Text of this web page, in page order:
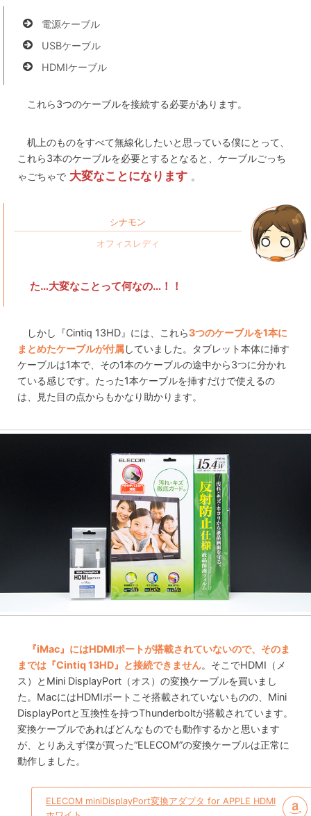
電源ケーブル
USBケーブル
HDMIケーブル
これら3つのケーブルを接続する必要があります。
机上のものをすべて無線化したいと思っている僕にとって、
これら3本のケーブルを必要とするとなると、ケーブルごっち
ゃごちゃで 大変なことになります 。
シナモン
た…大変なことって何なの…！！
しかし『Cintiq 13HD』には、これら3つのケーブルを1本に
まとめたケーブルが付属していました。タブレット本体に挿す
ケーブルは1本で、その1本のケーブルの途中から3つに分かれ
ている感じです。たった1本ケーブルを挿すだけで使えるの
は、見た目の点からもかなり助かります。
『iMac』にはHDMIポートが搭載されていないので、そのま
までは『Cintiq 13HD』と接続できません。そこでHDMI（メ
ス）とMini DisplayPort（オス）の変換ケーブルを買いまし
た。MacにはHDMIポートこそ搭載されていないものの、Mini
DisplayPortと互換性を持つThunderboltが搭載されています。
変換ケーブルであればどんなものでも動作するかと思います
が、とりあえず僕が買った“ELECOM”の変換ケーブルは正常に
動作しました。
ELECOM miniDisplayPort変換アダプタ for APPLE HDMI